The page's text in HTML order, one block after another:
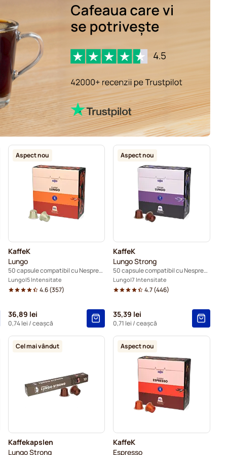
7,83 lei
Aspect nou
KaffeK
Lungo
50 capsule compatibil cu Nespresso®
Lungo 5 Intensitate
4.6(357)
36,89 lei
0,74 lei / ceașcă
Aspect nou
KaffeK
Lungo Strong
50 capsule compatibil cu Nespresso®
Lungo 7 Intensitate
4.7(446)
35,39 lei
0,71 lei / ceașcă
Cel mai vândut
Kaffekapslen
Lungo Strong
Aspect nou
KaffeK
Espresso